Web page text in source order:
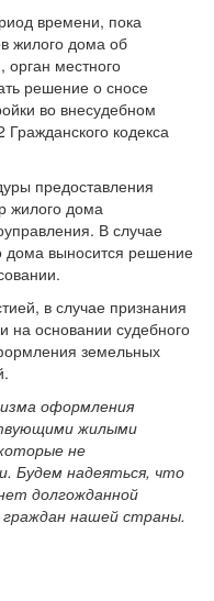
времени, пока
жилого дома об
местного
решение о сносе
во внесудебном
Гражданского кодекса
предоставления
жилого дома
В случае
дома выносится решение
в случае признания
на основании судебного
земельных
оформления
жилыми
не
Будем надеяться, что
долгожданной
граждан нашей страны.